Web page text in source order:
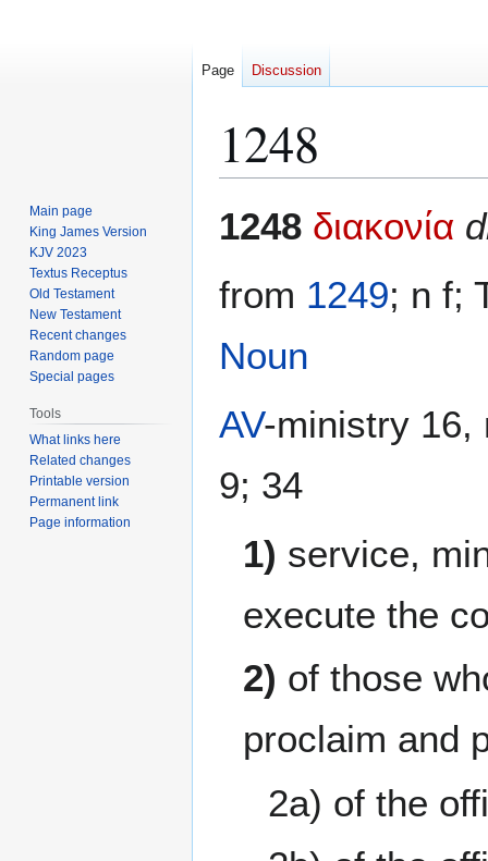
1248
to
to
1248 διακονία
from 1249; n f;
Noun
AV-ministry 16,
9; 34
1) service,
execute the
2) of those
proclaim and
2a) of the
Page Discussion
Main page
King James Version
KJV 2023
Textus Receptus
Old Testament
New Testament
Recent changes
Random page
Special pages
Tools
What links here
Related changes
Printable version
Permanent link
Page information